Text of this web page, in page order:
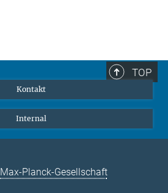
TOP
Kontakt
Internal
Max-Planck-Gesellschaft